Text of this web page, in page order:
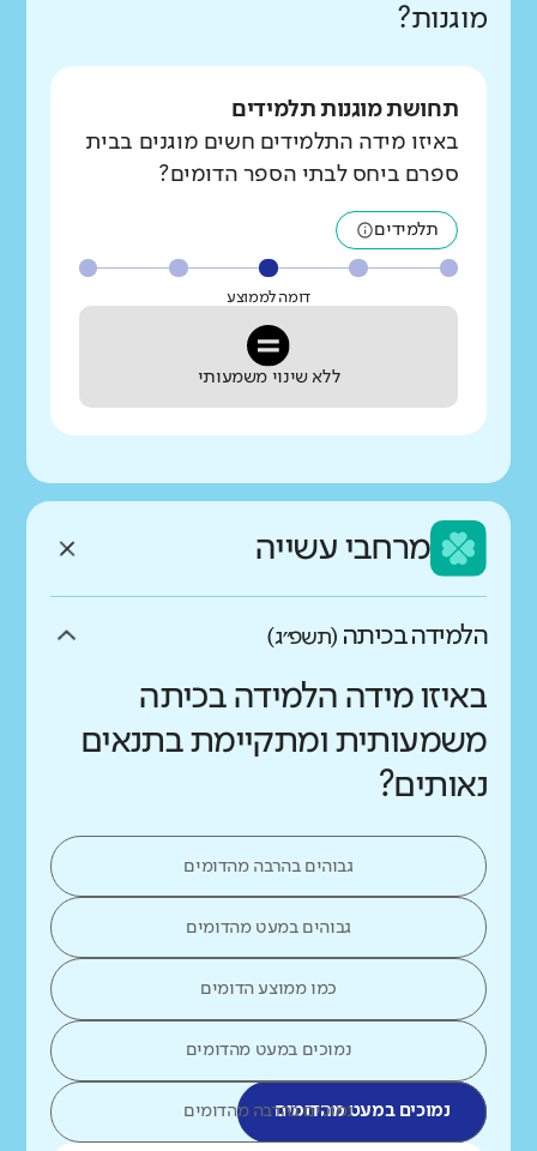
מוגנות?
תחושת מוגנות תלמידים
באיזו מידה התלמידים חשים מוגנים בבית
ספרם ביחס לבתי הספר הדומים?
תלמידים
דומה לממוצע
ללא שינוי משמעותי
מרחבי עשייה
הלמידה בכיתה (תשפ״ג)
באיזו מידה הלמידה בכיתה
משמעותית ומתקיימת בתנאים
נאותים?
גבוהים בהרבה מהדומים
גבוהים במעט מהדומים
כמו ממוצע הדומים
נמוכים במעט מהדומים
נמוכים במעט מהדומיםנמוכים בהרבה מהדומים